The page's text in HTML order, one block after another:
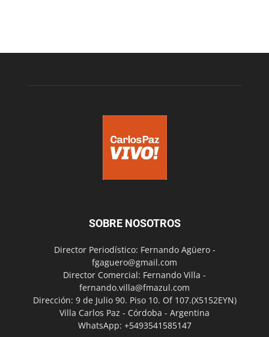
SOBRE NOSOTROS
Director Periodístico: Fernando Agüero -
fgaguero@gmail.com
Director Comercial: Fernando Villa -
fernando.villa@fmazul.com
Dirección: 9 de Julio 90. Piso 10. Of 107.(X5152EYN)
Villa Carlos Paz - Córdoba - Argentina
WhatsApp: +5493541585147